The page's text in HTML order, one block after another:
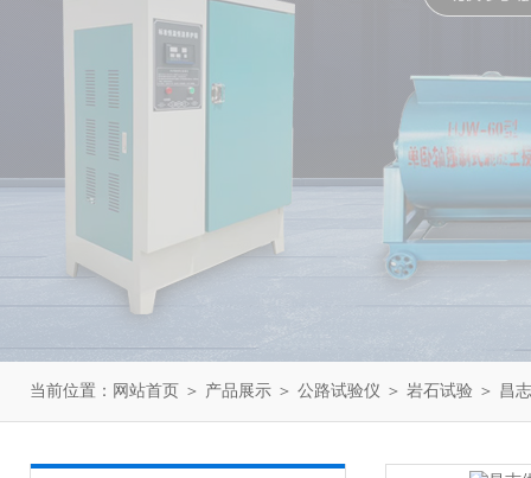
当前位置： 网站首页 ＞ 产品展示 ＞ 公路试验仪 ＞ 岩石试验 ＞ 昌